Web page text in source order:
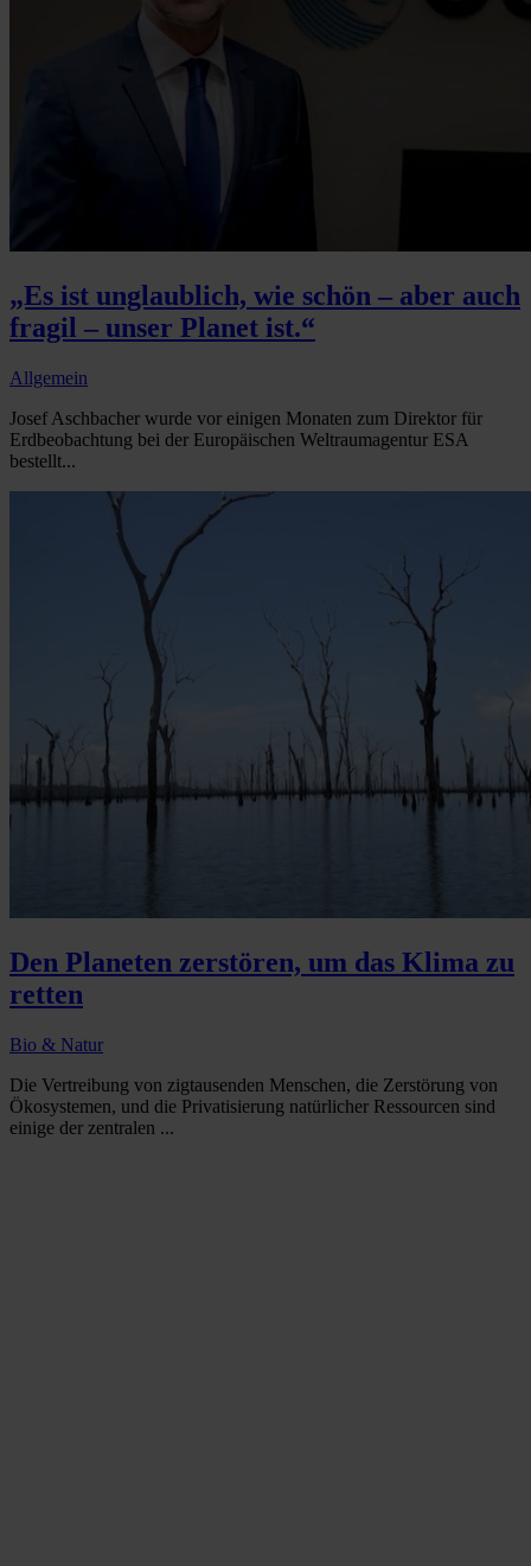
„Es ist unglaublich, wie schön – aber auch
fragil – unser Planet ist.“
Allgemein
Josef Aschbacher wurde vor einigen Monaten zum Direktor für
Erdbeobachtung bei der Europäischen Weltraumagentur ESA
bestellt...
Den Planeten zerstören, um das Klima zu
retten
Bio & Natur
Die Vertreibung von zigtausenden Menschen, die Zerstörung von
Ökosystemen, und die Privatisierung natürlicher Ressourcen sind
einige der zentralen ...